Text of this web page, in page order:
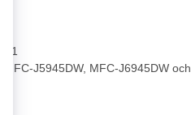
MFC-J5945DW, MFC-J6945DW och